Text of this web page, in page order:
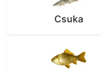
Csuka